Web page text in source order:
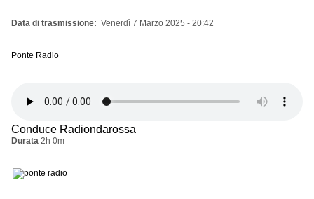
Data di trasmissione Venerdì 7 Marzo 2025 - 20:42
Ponte Radio
Conduce Radiondarossa
Durata 2h 0m